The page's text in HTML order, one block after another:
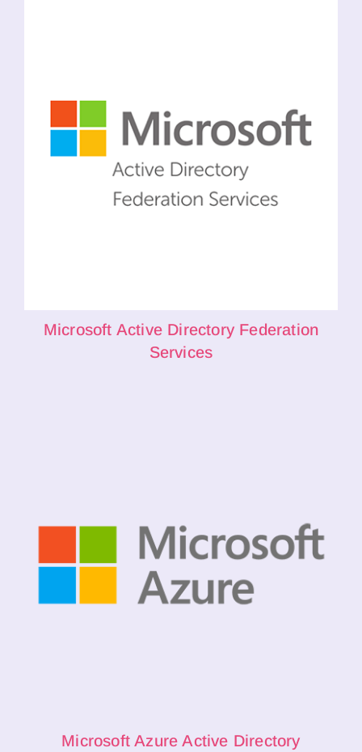
Microsoft Active Directory Federation
Services
Microsoft Azure Active Directory